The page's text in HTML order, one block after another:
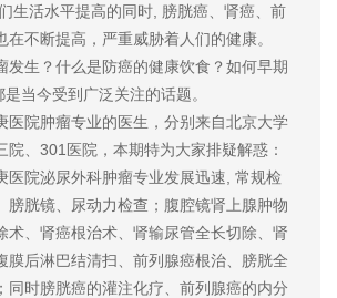
活水平提高的同时, 膀胱癌、肾癌、前
在不断提高，严重威胁着人们的健康。
生？什么是防癌的健康饮食？如何早期
当今受到广泛关注的话题。
院肿瘤专业的医生，分别来自北京大学
院、301医院，本期特为大家排疑解惑：
院泌尿外科肿瘤专业发展迅速, 常规检
膀胱镜、尿动力检查；腹腔镜肾上腺肿物
术、肾癌根治术、肾输尿管全长切除、肾
膜后淋巴结清扫、前列腺癌根治、膀胱全
同时膀胱癌的灌注化疗、前列腺癌的内分